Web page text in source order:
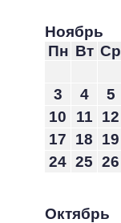
Ноябрь
Пн Вт Ср
3
4 5
10
11 12
17
18 19
24 25 26
Октябрь